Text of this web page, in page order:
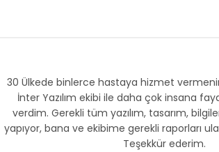
30 Ülkede binlerce hastaya hizmet
İnter Yazılım ekibi ile daha çok insana
verdim. Gerekli tüm yazılım, tasarım,
yapıyor, bana ve ekibime gerekli raporları
Teşekkür ederim.